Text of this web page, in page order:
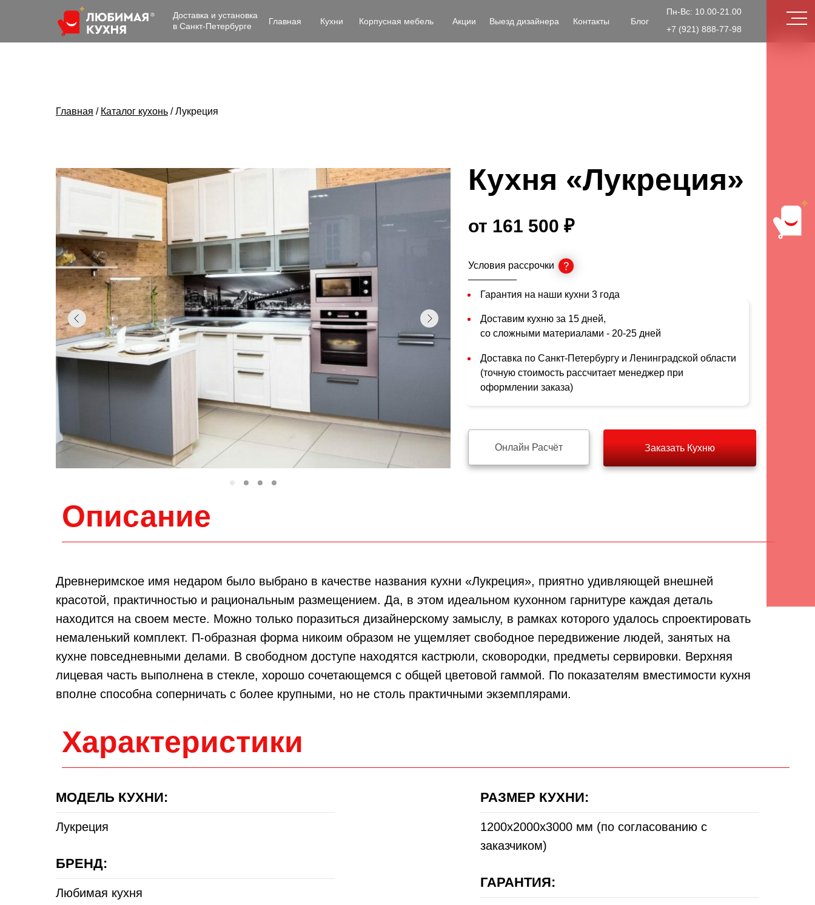
Доставка и установка
в Санкт-Петербурге
Контакты
Выезд дизайнера
Корпусная мебель
Акции
+7 (921) 888-77-98
Пн-Вс: 10.00-21.00
Главная
Кухни Блог
Главная / Каталог кухонь /Лукреция
Кухня «Лукреция»
от 161 500 ₽
Онлайн Расчёт
Условия рассрочки
Доставим кухню за 15 дней,
со сложными материалами - 20-25 дней
Доставка по Санкт-Петербургу и Ленинградской области
(точную стоимость рассчитает менеджер при
оформлении заказа)
Гарантия на наши кухни 3 года
Заказать Кухню
Описание
Древнеримское имя недаром было выбрано в качестве названия кухни «Лукреция», приятно удивляющей внешней
красотой, практичностью и рациональным размещением. Да, в этом идеальном кухонном гарнитуре каждая деталь
находится на своем месте. Можно только поразиться дизайнерскому замыслу, в рамках которого удалось спроектировать
немаленький комплект. П-образная форма никоим образом не ущемляет свободное передвижение людей, занятых на
кухне повседневными делами. В свободном доступе находятся кастрюли, сковородки, предметы сервировки. Верхняя
лицевая часть выполнена в стекле, хорошо сочетающемся с общей цветовой гаммой. По показателям вместимости кухня
вполне способна соперничать с более крупными, но не столь практичными экземплярами.
Характеристики
МОДЕЛЬ КУХНИ:
Лукреция
БРЕНД:
Любимая кухня
РАЗМЕР КУХНИ:
1200x2000x3000 мм (по согласованию с
заказчиком)
ГАРАНТИЯ: